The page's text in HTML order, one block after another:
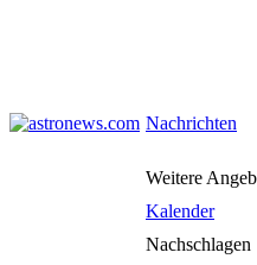
Nachrichten
Weitere
Kalender
Nachschlagen